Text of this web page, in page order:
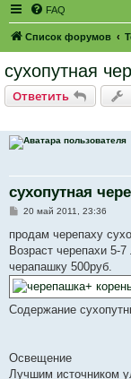
FAQ
Список форумов
сухопутная
Ответить
сухопутная
С
о
щ
е
н
и
е
20 май 2011, 23:36
продам черепаху
Возраст черепахи 5-
черапашку 500руб.
Содержание
Освещение
Лучшим источником